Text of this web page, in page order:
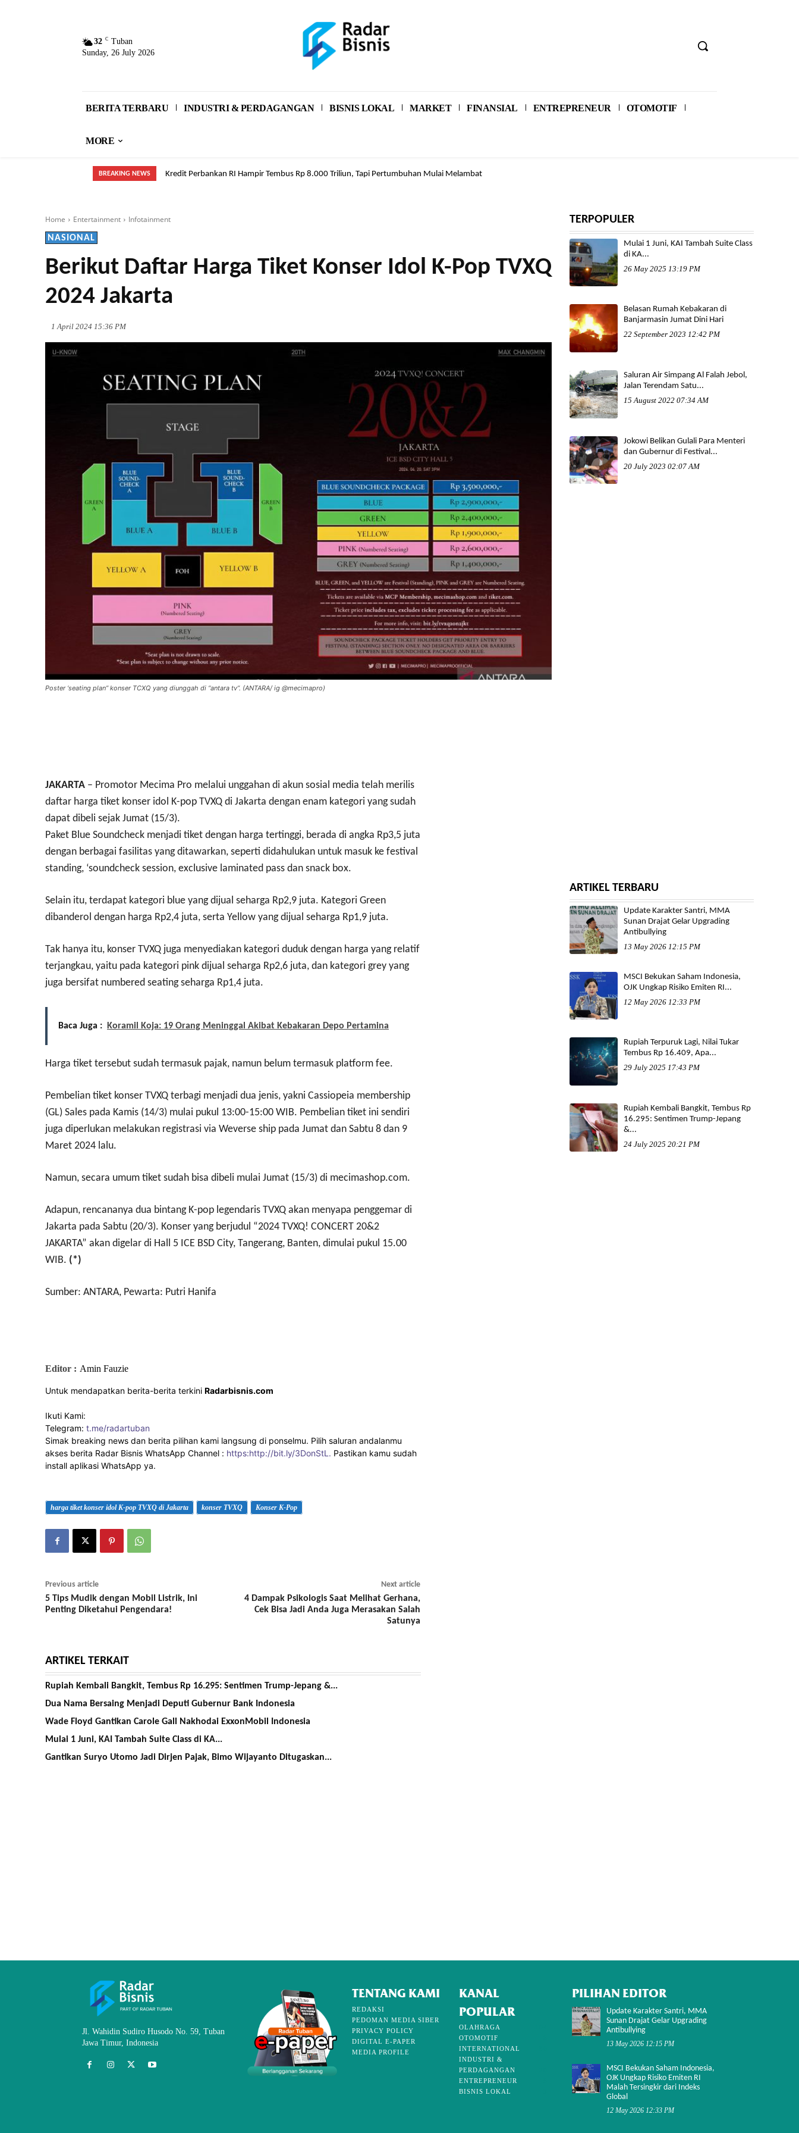
32 C Tuban
Sunday, 26 July 2026
BERITA TERBARU INDUSTRI & PERDAGANGAN BISNIS LOKAL MARKET FINANSIAL ENTREPRENEUR OTOMOTIF
MORE
BREAKING NEWS Kredit Perbankan RI Hampir Tembus Rp 8.000 Triliun, Tapi Pertumbuhan Mulai Melambat
Tak Hanya ASN, Sopir Taksi pun Bisa! BRI Buka Peluang Punya Rumah Lewat Skema FLPP
Home Entertainment Infotainment
NASIONAL
Berikut Daftar Harga Tiket Konser Idol K-Pop TVXQ
2024 Jakarta
1 April 2024 15:36 PM
Poster ‘seating plan” konser TCXQ yang diunggah di “antara tv”. (ANTARA/ ig @mecimapro)
JAKARTA – Promotor Mecima Pro melalui unggahan di akun sosial media telah merilis
daftar harga tiket konser idol K-pop TVXQ di Jakarta dengan enam kategori yang sudah
dapat dibeli sejak Jumat (15/3).
Paket Blue Soundcheck menjadi tiket dengan harga tertinggi, berada di angka Rp3,5 juta
dengan berbagai fasilitas yang ditawarkan, seperti didahulukan untuk masuk ke festival
standing, ‘soundcheck session, exclusive laminated pass dan snack box.
Selain itu, terdapat kategori blue yang dijual seharga Rp2,9 juta. Kategori Green
dibanderol dengan harga Rp2,4 juta, serta Yellow yang dijual seharga Rp1,9 juta.
Tak hanya itu, konser TVXQ juga menyediakan kategori duduk dengan harga yang relatif
terjangkau, yaitu pada kategori pink dijual seharga Rp2,6 juta, dan kategori grey yang
juga bersifat numbered seating seharga Rp1,4 juta.
Baca Juga : Koramil Koja: 19 Orang Meninggal Akibat Kebakaran Depo Pertamina
Harga tiket tersebut sudah termasuk pajak, namun belum termasuk platform fee.
Pembelian tiket konser TVXQ terbagi menjadi dua jenis, yakni Cassiopeia membership
(GL) Sales pada Kamis (14/3) mulai pukul 13:00-15:00 WIB. Pembelian tiket ini sendiri
juga diperlukan melakukan registrasi via Weverse ship pada Jumat dan Sabtu 8 dan 9
Maret 2024 lalu.
Namun, secara umum tiket sudah bisa dibeli mulai Jumat (15/3) di mecimashop.com.
Adapun, rencananya dua bintang K-pop legendaris TVXQ akan menyapa penggemar di
Jakarta pada Sabtu (20/3). Konser yang berjudul “2024 TVXQ! CONCERT 20&2
JAKARTA” akan digelar di Hall 5 ICE BSD City, Tangerang, Banten, dimulai pukul 15.00
WIB. (*)
Sumber: ANTARA, Pewarta: Putri Hanifa
Editor : Amin Fauzie
Untuk mendapatkan berita-berita terkini Radarbisnis.com
Ikuti Kami:
Telegram: t.me/radartuban
Simak breaking news dan berita pilihan kami langsung di ponselmu. Pilih saluran andalanmu
akses berita Radar Bisnis WhatsApp Channel : https:http://bit.ly/3DonStL. Pastikan kamu sudah
install aplikasi WhatsApp ya.
harga tiket konser idol K-pop TVXQ di Jakarta konser TVXQ Konser K-Pop
Previous article
5 Tips Mudik dengan Mobil Listrik, Ini
Penting Diketahui Pengendara!
Next article
4 Dampak Psikologis Saat Melihat Gerhana,
Cek Bisa Jadi Anda Juga Merasakan Salah
Satunya
ARTIKEL TERKAIT
Rupiah Kembali Bangkit, Tembus Rp 16.295: Sentimen Trump-Jepang &...
Dua Nama Bersaing Menjadi Deputi Gubernur Bank Indonesia
Wade Floyd Gantikan Carole Gall Nakhodai ExxonMobil Indonesia
Mulai 1 Juni, KAI Tambah Suite Class di KA...
Gantikan Suryo Utomo Jadi Dirjen Pajak, Bimo Wijayanto Ditugaskan...
TERPOPULER
Mulai 1 Juni, KAI Tambah Suite Class
di KA...
26 May 2025 13:19 PM
Belasan Rumah Kebakaran di
Banjarmasin Jumat Dini Hari
22 September 2023 12:42 PM
Saluran Air Simpang Al Falah Jebol,
Jalan Terendam Satu...
15 August 2022 07:34 AM
Jokowi Belikan Gulali Para Menteri
dan Gubernur di Festival...
20 July 2023 02:07 AM
ARTIKEL TERBARU
Update Karakter Santri, MMA
Sunan Drajat Gelar Upgrading
Antibullying
13 May 2026 12:15 PM
MSCI Bekukan Saham Indonesia,
OJK Ungkap Risiko Emiten RI...
12 May 2026 12:33 PM
Rupiah Terpuruk Lagi, Nilai Tukar
Tembus Rp 16.409, Apa...
29 July 2025 17:43 PM
Rupiah Kembali Bangkit, Tembus Rp
16.295: Sentimen Trump-Jepang
&...
24 July 2025 20:21 PM
Jl. Wahidin Sudiro Husodo No. 59, Tuban
Jawa Timur, Indonesia
TENTANG KAMI
REDAKSI
PEDOMAN MEDIA SIBER
PRIVACY POLICY
DIGITAL E-PAPER
MEDIA PROFILE
KANAL
POPULAR
OLAHRAGA
OTOMOTIF
INTERNATIONAL
INDUSTRI &
PERDAGANGAN
ENTREPRENEUR
BISNIS LOKAL
PILIHAN EDITOR
Update Karakter Santri, MMA
Sunan Drajat Gelar Upgrading
Antibullying
13 May 2026 12:15 PM
MSCI Bekukan Saham Indonesia,
OJK Ungkap Risiko Emiten RI
Malah Tersingkir dari Indeks
Global
12 May 2026 12:33 PM